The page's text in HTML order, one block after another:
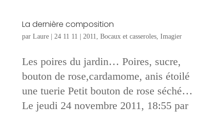
La dernière composition
par Laure| 24 11 11 2011 Bocaux et casseroles, Imagier
Les poires du jardin… Poires, sucre,
bouton de rose,cardamome, anis étoilé
une tuerie Petit bouton de rose séché…
Le jeudi 24 novembre 2011, 18:55 par